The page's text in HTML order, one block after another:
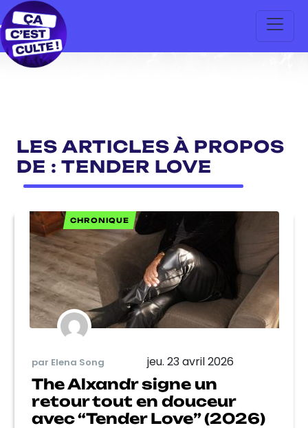
LES ARTICLES À PROPOS
DE : TENDER LOVE
CHRONIQUE
par Elena Song jeu. 23 avril 2026
The Alxandr signe un
retour tout en douceur
avec “Tender Love” (2026)